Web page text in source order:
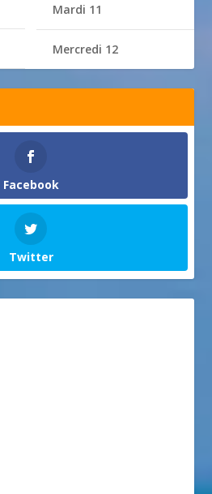
Mardi 11
Mercredi 12
Facebook
Twitter